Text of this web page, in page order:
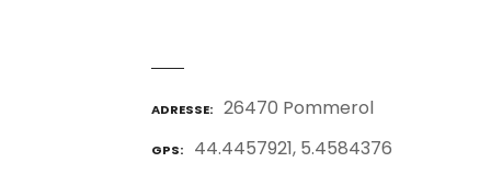
ADRESSE 26470 Pommerol
GPS 44.4457921, 5.4584376